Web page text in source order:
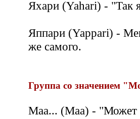
Яхари (Yahari) - "Так
Яппари (Yappari) -
же самого.
Группа со значением
Маа... (Maa) - "Может